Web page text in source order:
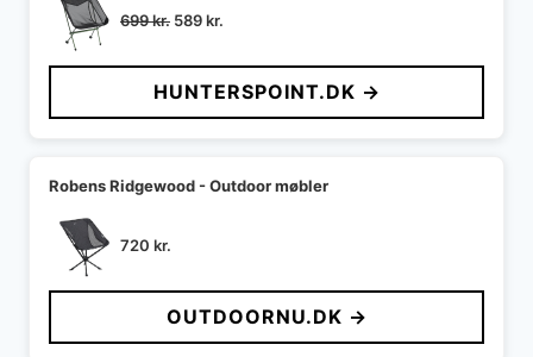
699kr. Den
pris
var:
699 kr..
589kr.
pris
er:
589 kr..
HUNTERSPOINT.DK →
Robens Ridgewood - Outdoor møbler
720 kr.
OUTDOORNU.DK →